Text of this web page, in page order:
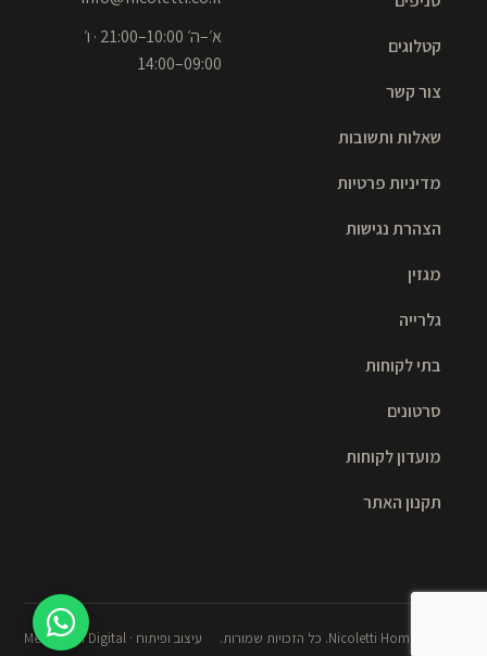
קטלוגים
צור קשר
שאלות ותשובות
מדיניות פרטיות
הצהרת נגישות
מגזין
גלרייה
בתי לקוחות
סרטונים
מועדון לקוחות
תקנון האתר
א׳–ה׳ 10:00–21:00 · ו׳
09:00–14:00
עיצוב ופיתוח · Meshulash Digital